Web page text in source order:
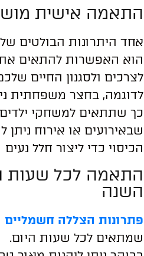
התאמה אישית
אחד היתרונות הבולטים
הוא האפשרות להתאים
לצרכים ולסגנון החיים
לדוגמה, בחצר משפחתית
כך שתתאים למשחקי
שבאירועים או אירוח
הכיסוי כדי ליצור חלל
התאמה לכל שעות
השנה
פתרונות הצללה חשמליים
שמתאים לכל שעות היום.